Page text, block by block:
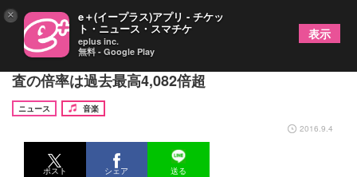
乃木坂46、3年ぶり3期生メンバーに12名が決定 審
査の倍率は過去最高4,082倍超
ニュース
音楽
2016.9.4
ポスト シェア 送る
× e＋(イープラス)アプリ - チケッ
ト・ニュース・スマチケ
eplus inc.
無料 - Google Play
表示